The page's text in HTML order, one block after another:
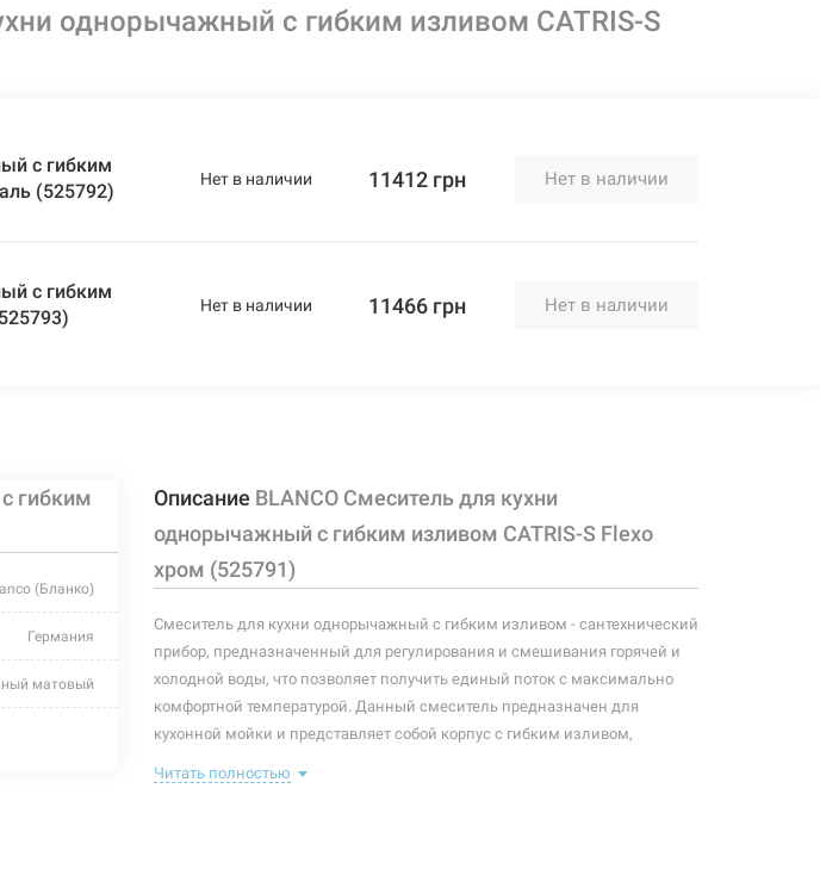
однорычажный с гибким изливом CATRIS-S
с гибким
(525792)
Нет в наличии 11412 грн Нет в наличии
с гибким
Нет в наличии 11466 грн Нет в наличии
гибким
(Бланко)
Германия
матовый
Описание BLANCO Смеситель для кухни
однорычажный с гибким изливом CATRIS-S Flexo
хром (525791)
Смеситель для кухни однорычажный с гибким изливом - сантехнический
прибор, предназначенный для регулирования и смешивания горячей и
холодной воды, что позволяет получить единый поток с максимально
комфортной температурой. Данный смеситель предназначен для
кухонной мойки и представляет собой корпус с гибким изливом,
контролировать поток и температуру воды.
Читать полностью